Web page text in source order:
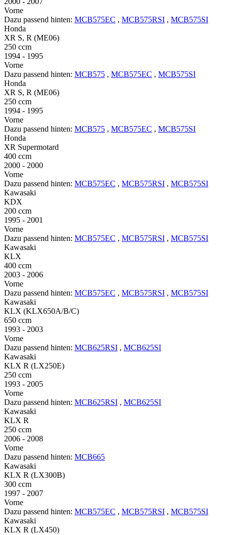
Vorne
Dazu passend hinten: MCB575EC , MCB575RSI , MCB575SI
Honda
XR S, R (ME06)
250 ccm
1994 - 1995
Vorne
Dazu passend hinten: MCB575 , MCB575EC , MCB575SI
Honda
XR S, R (ME06)
250 ccm
1994 - 1995
Vorne
Dazu passend hinten: MCB575 , MCB575EC , MCB575SI
Honda
XR Supermotard
400 ccm
2000 - 2000
Vorne
Dazu passend hinten: MCB575EC , MCB575RSI , MCB575SI
Kawasaki
KDX
200 ccm
1995 - 2001
Vorne
Dazu passend hinten: MCB575EC , MCB575RSI , MCB575SI
Kawasaki
KLX
400 ccm
2003 - 2006
Vorne
Dazu passend hinten: MCB575EC , MCB575RSI , MCB575SI
Kawasaki
KLX (KLX650A/B/C)
650 ccm
1993 - 2003
Vorne
Dazu passend hinten: MCB625RSI , MCB625SI
Kawasaki
KLX R (LX250E)
250 ccm
1993 - 2005
Vorne
Dazu passend hinten: MCB625RSI , MCB625SI
Kawasaki
KLX R
250 ccm
2006 - 2008
Vorne
Dazu passend hinten: MCB665
Kawasaki
KLX R (LX300B)
300 ccm
1997 - 2007
Vorne
Dazu passend hinten: MCB575EC , MCB575RSI , MCB575SI
Kawasaki
KLX R (LX450)